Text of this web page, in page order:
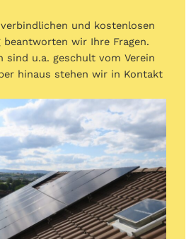
und kostenlosen
beantworten wir Ihre Fragen.
sind u.a. geschult vom Verein
hinaus stehen wir in Kontakt